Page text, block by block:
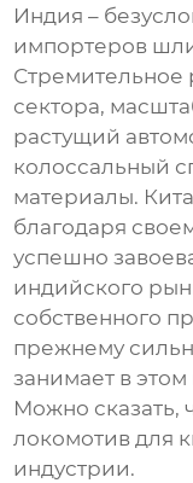
Индия –
импортеров
Стремительное
сектора,
растущий
колоссальный
материалы.
благодаря
успешно
индийского
собственного
прежнему
занимает в
Можно сказать,
локомотив для
индустрии.